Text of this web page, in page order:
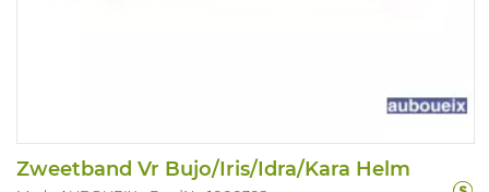
Zweetband Vr Bujo/Iris/Idra/Kara Helm